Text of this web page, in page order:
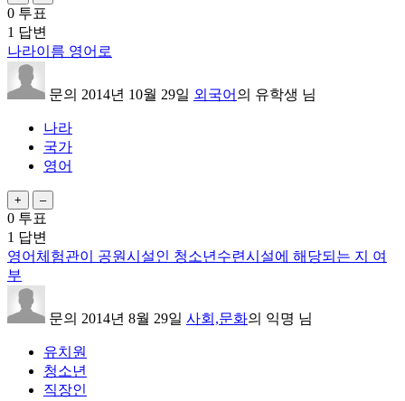
0 투표
1 답변
나라이름 영어로
문의 2014년 10월 29일 외국어 의 유학생 님
나라
국가
영어
0 투표
1 답변
영어체험관이 공원시설인 청소년수련시설에 해당되는 지 여
부
문의 2014년 8월 29일 사회,문화의 익명 님
유치원
청소년
직장인